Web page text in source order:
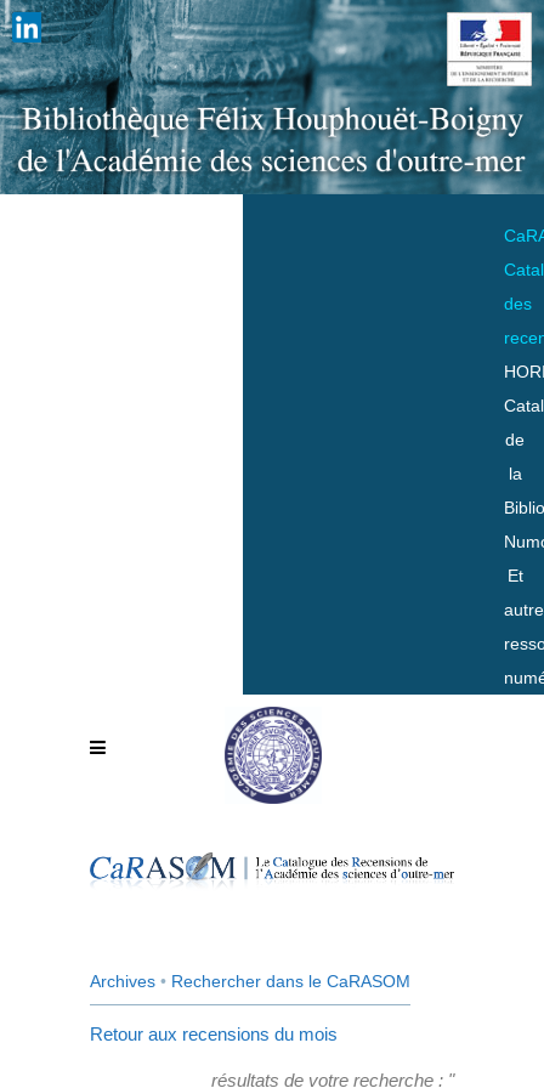
des
de
la
Et
Archives • Rechercher dans le CaRASOM
Retour aux recensions du mois
résultats de votre recherche : "